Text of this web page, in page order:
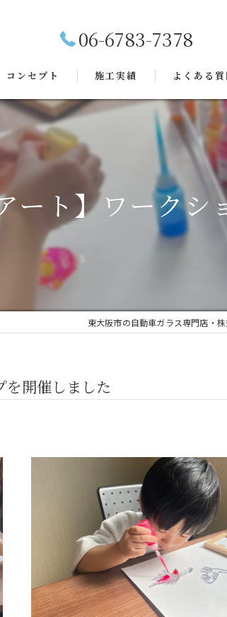
06-6783-7378
コンセプト 施工実績 よくある質
ート】ワークシ
東大阪市の自動車ガラス専門店・
を開催しました